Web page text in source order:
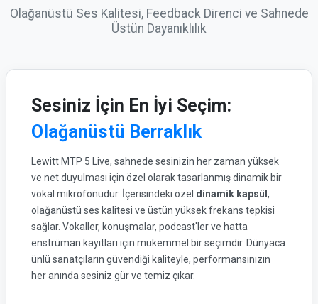
Olağanüstü Ses Kalitesi, Feedback Direnci ve Sahnede
Üstün Dayanıklılık
Sesiniz İçin En İyi Seçim:
Olağanüstü Berraklık
Lewitt MTP 5 Live, sahnede sesinizin her zaman yüksek
ve net duyulması için özel olarak tasarlanmış dinamik bir
vokal mikrofonudur. İçerisindeki özel dinamik kapsül ,
olağanüstü ses kalitesi ve üstün yüksek frekans tepkisi
sağlar. Vokaller, konuşmalar, podcast'ler ve hatta
enstrüman kayıtları için mükemmel bir seçimdir. Dünyaca
ünlü sanatçıların güvendiği kaliteyle, performansınızın
her anında sesiniz gür ve temiz çıkar.